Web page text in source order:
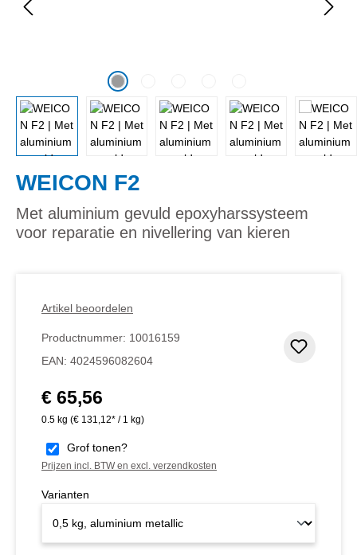
WEICON F2
Met aluminium gevuld epoxyharssysteem
voor reparatie en nivellering van kieren
Artikel beoordelen
Productnummer: 10016159
EAN: 4024596082604
Normale prijs:
€ 65,56
0.5 kg (€ 131,12* / 1 kg)
Grof tonen?
Prijzen incl. BTW en excl. verzendkosten
Varianten